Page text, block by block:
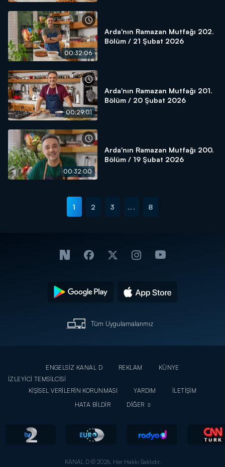
00:32:06
Arda'nın Ramazan Mutfağı 202.
Bölüm / 21 Şubat 2026
00:29:01
Arda'nın Ramazan Mutfağı 201.
Bölüm / 20 Şubat 2026
00:32:00
Arda'nın Ramazan Mutfağı 200.
Bölüm / 19 Şubat 2026
1 2 3 ... 8
Tüm Uygulamalarımız
ENGELSİZ KANAL D REKLAM
KÜNYE
İZLEYİCİ TEMSİLCİSİ
KİŞİSEL VERİLERİN KORUNMASI
YARDIM
İLETİŞİM
HATA BİLDİR
DİĞER
KANAL D © 2026. Her Hakkı Saklıdır.